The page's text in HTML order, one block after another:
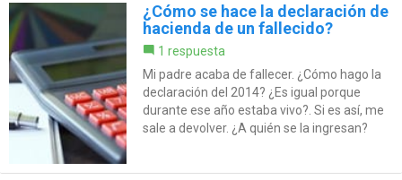
¿Cómo se hace la declaración de
hacienda de un fallecido?
1 respuesta
Mi padre acaba de fallecer. ¿Cómo hago la
declaración del 2014? ¿Es igual porque
durante ese año estaba vivo?. Si es así, me
sale a devolver. ¿A quién se la ingresan?